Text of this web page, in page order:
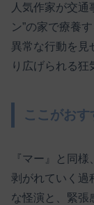
人気作家が交通
ン”の家で療養
異常な行動を
り広げられる狂
ここがおす
『マー』と同
剥がれていく過
な怪演と、緊張